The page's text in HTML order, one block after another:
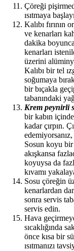
Çöreği
ısıtmaya
Kalıbı fırının
ve kenarları
dakika
kenarları
üzerini
Kalıbı bir tel
soğumaya
bir bıçakla
tabanındaki
Krem peynirli
bir kabın
kadar çırpın.
Sosun koyu bir
akışkansa
koyuysa da
kıvamı
Sosu çöreğin
kenarlardan
sonra servis
servis edin.
Hava
sıcaklığında
önce kısa bir
ısıtmanızı